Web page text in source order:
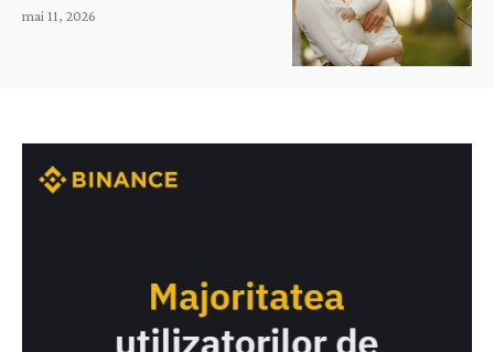
mai 11, 2026